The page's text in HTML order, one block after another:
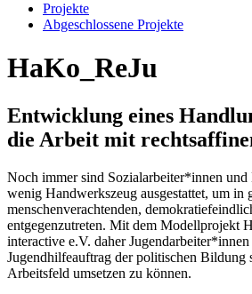
Projekte
Abgeschlossene Projekte
HaKo_ReJu
Entwicklung eines
die Arbeit mit
Noch immer sind Sozialarbeiter*innen
wenig Handwerkszeug ausgestattet, um in
menschenverachtenden,
entgegenzutreten. Mit dem Modellprojekt
interactive e.V. daher
Jugendhilfeauftrag der politischen Bildung
Arbeitsfeld umsetzen zu können.